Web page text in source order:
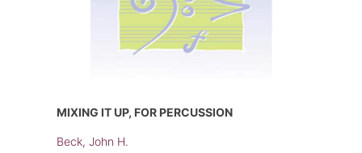
MIXING IT UP, FOR PERCUSSION
Beck, John H.